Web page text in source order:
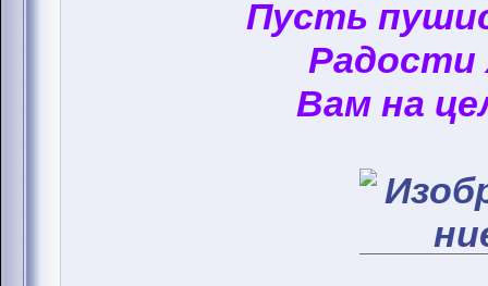
Пусть
Радости
Вам на